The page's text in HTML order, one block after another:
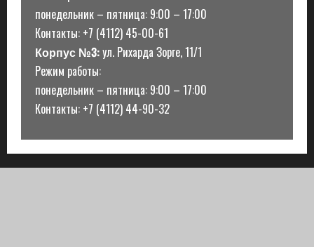
понедельник – пятница: 9:00 – 17:00
Контакты: +7 (4112) 45-00-61
Корпус №3:ул. Рихарда Зорге, 11/1
Режим работы:
понедельник – пятница: 9:00 – 17:00
Контакты: +7 (4112) 44-90-32